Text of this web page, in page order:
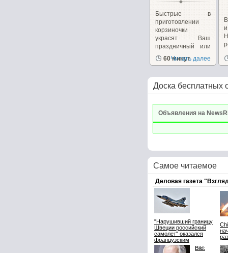
Быстрые в
приготовлении
корзиночки
украсят Ваш
праздничный или
повседневный...
60 минут
Читать далее
Доска бесплатных
Объявления на
Самое читаемое